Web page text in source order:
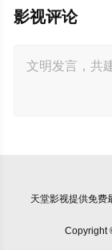
影视评论
天堂影视提供免费
Copyright